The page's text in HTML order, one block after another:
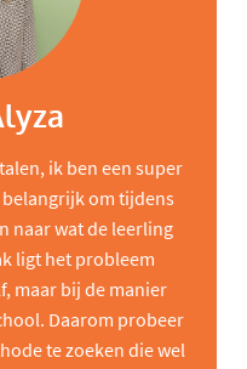
ik ben een super
om tijdens
naar wat de leerling
ligt het probleem
maar bij de manier
Daarom probeer
te zoeken die wel